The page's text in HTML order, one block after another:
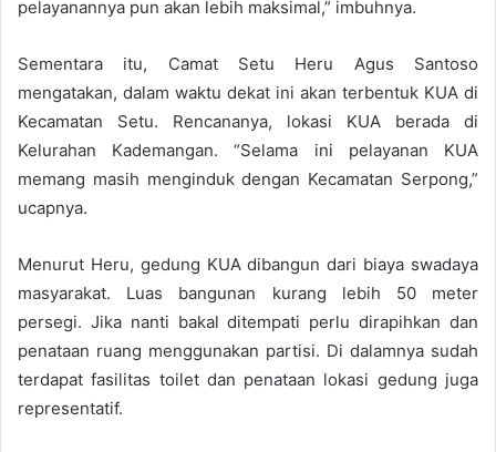
pelayanannya pun akan lebih maksimal,” imbuhnya.
Sementara itu, Camat Setu Heru Agus Santoso
mengatakan, dalam waktu dekat ini akan terbentuk KUA di
Kecamatan Setu. Rencananya, lokasi KUA berada di
Kelurahan Kademangan. “Selama ini pelayanan KUA
memang masih menginduk dengan Kecamatan Serpong,”
ucapnya.
Menurut Heru, gedung KUA dibangun dari biaya swadaya
masyarakat. Luas bangunan kurang lebih 50 meter
persegi. Jika nanti bakal ditempati perlu dirapihkan dan
penataan ruang menggunakan partisi. Di dalamnya sudah
terdapat fasilitas toilet dan penataan lokasi gedung juga
representatif.